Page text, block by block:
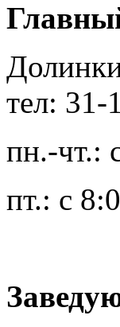
тел: 31-
пн.-чт.:
пт.: с